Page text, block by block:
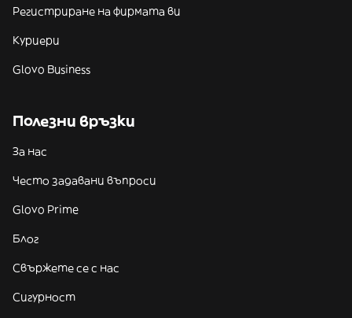
Регистриране на фирмата ви
Куриери
Glovo Business
Полезни връзки
За нас
Често задавани въпроси
Glovo Prime
Блог
Свържете се с нас
Сигурност